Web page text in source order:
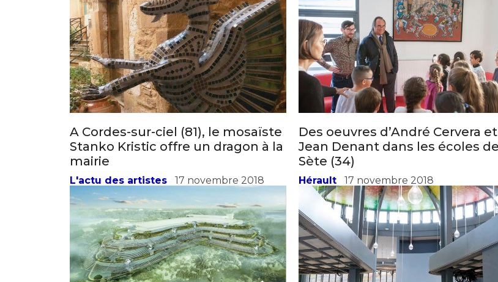
Statut / Organisation
J'accepte lestermes et conditions
* Champ obligatoire
Nom
Prénom
Statut / Organisation
J'accepte les termes et conditions
* Champ obligatoire
A Cordes-sur-ciel (81), le mosaïste
Stanko Kristic offre un dragon à la
L'actu des artistes 17 novembre 2018
Des oeuvres d’André Cervera et
Jean Denant dans les écoles de
Sète (34)
Hérault 17 novembre 2018